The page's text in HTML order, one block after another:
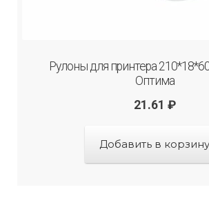
Рулоны для принтера
Оптима
21.61 ₽
Добавить в корзину